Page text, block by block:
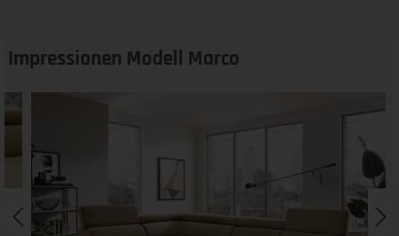
Impressionen Modell Marco